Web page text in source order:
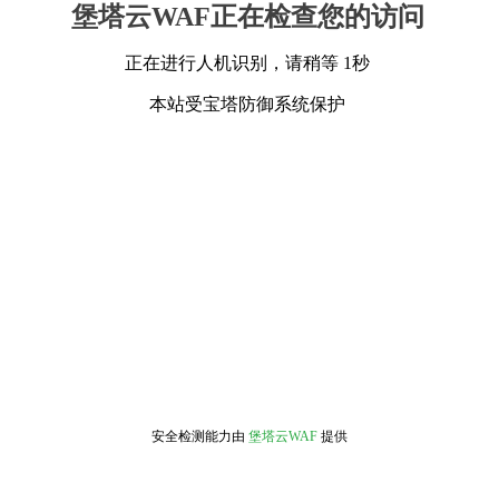
堡塔云WAF正在检查您的访问
正在进行人机识别，请稍等 1秒
本站受宝塔防御系统保护
安全检测能力由 堡塔云WAF 提供